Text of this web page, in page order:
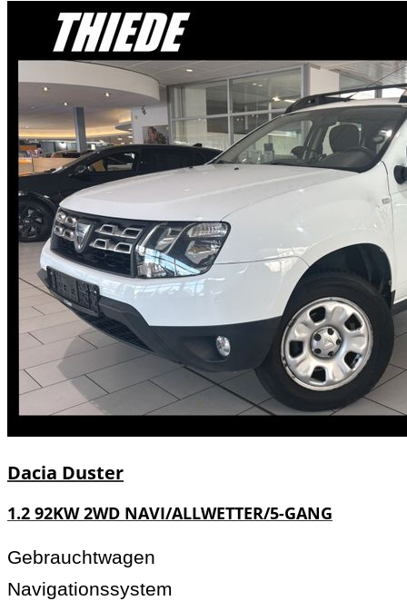
Dacia Duster
1.2 92KW 2WD NAVI/ALLWETTER/5-GANG
Gebrauchtwagen
Navigationssystem